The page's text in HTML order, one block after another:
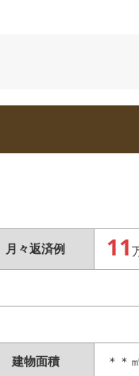
月々返済例 11
建物面積 ＊＊